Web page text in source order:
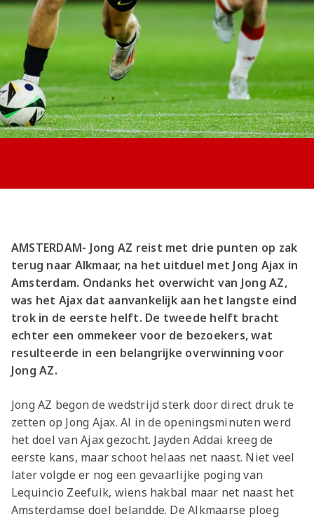
Jong AZ
Seizoenkaart
AMSTERDAM- Jong AZ reist met drie punten op zak
terug naar Alkmaar, na het uitduel met Jong Ajax in
Amsterdam. Ondanks het overwicht van Jong AZ,
was het Ajax dat aanvankelijk aan het langste eind
trok in de eerste helft. De tweede helft bracht
echter een ommekeer voor de bezoekers, wat
resulteerde in een belangrijke overwinning voor
Jong AZ.
Jong AZ begon de wedstrijd sterk door direct druk te
zetten op Jong Ajax. Al in de openingsminuten werd
het doel van Ajax gezocht. Jayden Addai kreeg de
eerste kans, maar schoot helaas net naast. Niet veel
later volgde er nog een gevaarlijke poging van
Lequincio Zeefuik, wiens hakbal maar net naast het
Amsterdamse doel belandde. De Alkmaarse ploeg